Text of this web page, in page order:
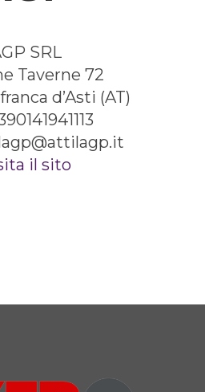
SRL
Taverne 72
d’Asti (AT)
il sito